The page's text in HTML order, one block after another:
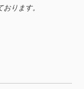
ります。